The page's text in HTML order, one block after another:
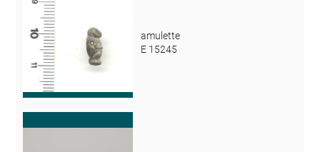
amulette
E 15245